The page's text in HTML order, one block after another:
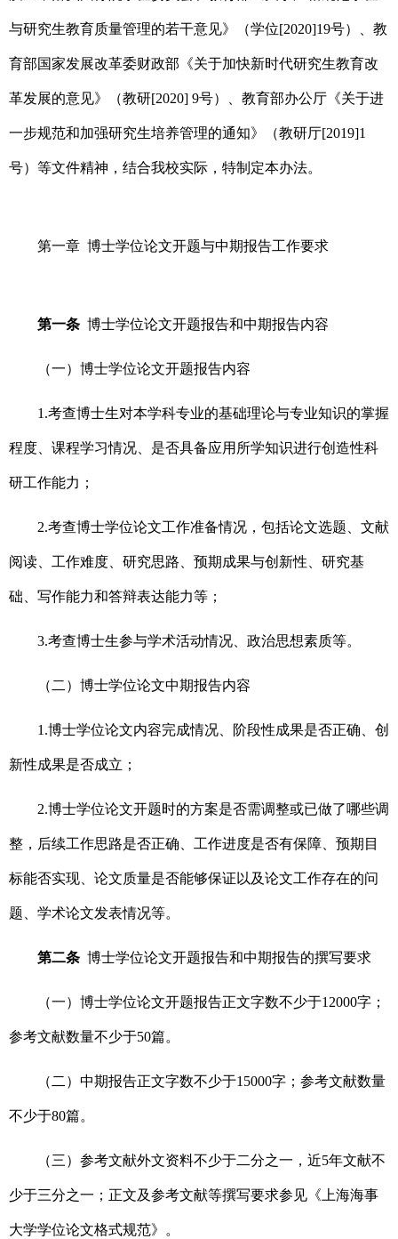
与研究生教育质量管理的若干意见》（学位[2020]19号）、教
育部国家发展改革委财政部《关于加快新时代研究生教育改
革发展的意见》（教研[2020] 9号）、教育部办公厅《关于进
一步规范和加强研究生培养管理的通知》（教研厅[2019]1
号）等文件精神，结合我校实际，特制定本办法。
第一章 博士学位论文开题与中期报告工作要求
第一条 博士学位论文开题报告和中期报告内容
（一）博士学位论文开题报告内容
1.考查博士生对本学科专业的基础理论与专业知识的掌握
程度、课程学习情况、是否具备应用所学知识进行创造性科
研工作能力；
2.考查博士学位论文工作准备情况，包括论文选题、文献
阅读、工作难度、研究思路、预期成果与创新性、研究基
础、写作能力和答辩表达能力等；
3.考查博士生参与学术活动情况、政治思想素质等。
（二）博士学位论文中期报告内容
1.博士学位论文内容完成情况、阶段性成果是否正确、创
新性成果是否成立；
2.博士学位论文开题时的方案是否需调整或已做了哪些调
整，后续工作思路是否正确、工作进度是否有保障、预期目
标能否实现、论文质量是否能够保证以及论文工作存在的问
题、学术论文发表情况等。
第二条 博士学位论文开题报告和中期报告的撰写要求
（一）博士学位论文开题报告正文字数不少于12000字；
参考文献数量不少于50篇。
（二）中期报告正文字数不少于15000字；参考文献数量
不少于80篇。
（三）参考文献外文资料不少于二分之一，近5年文献不
少于三分之一；正文及参考文献等撰写要求参见《上海海事
大学学位论文格式规范》。